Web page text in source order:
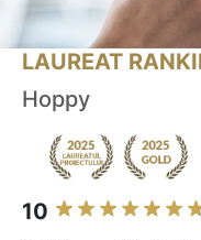
LAUREAT
Hoppy
10